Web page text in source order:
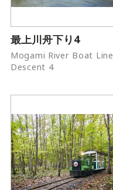
最上川舟下り4
Mogami River Boat Line
Descent 4